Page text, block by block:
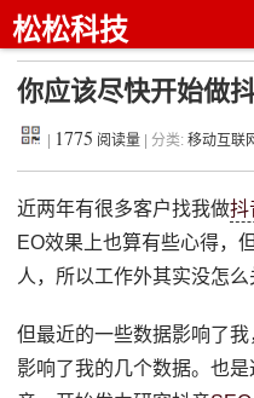
松松科技
你应该尽快开始做
1775 阅读量 | 分类:移动互联
近两年有很多客户找我做抖
EO效果上也算有些心得，
人，所以工作外其实没怎么
但最近的一些数据影响了
影响了我的几个数据。也